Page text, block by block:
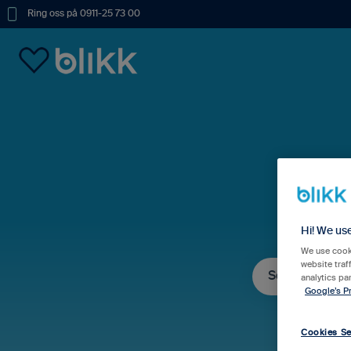
Ring oss på 0911-25 73 00
Hi! We
We use
website
analytics
Google’s
Cookies